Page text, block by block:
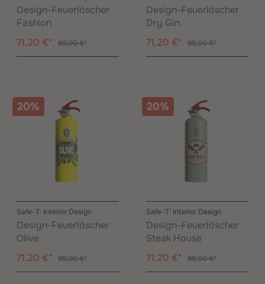
Design-Feuerlöscher
Fashion
71,20 €*
89,00 €*
Design-Feuerlöscher
Dry Gin
71,20 €*
89,00 €*
20%
Safe-T: Interior Design
Design-Feuerlöscher
Olive
71,20 €*
89,00 €*
20%
Safe-T: Interior Design
Design-Feuerlöscher
Steak House
71,20 €*
89,00 €*